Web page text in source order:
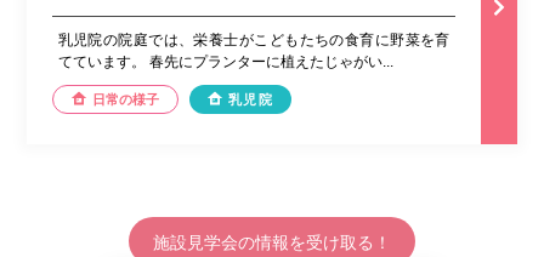
乳児院の院庭では、栄養士がこどもたちの食育に野菜を育
てています。 春先にプランターに植えたじゃがい...
日常の様子 乳児院
施設見学会の情報を受け取る！